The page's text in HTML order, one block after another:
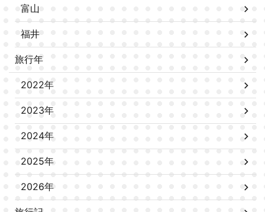
富山
福井
旅行年
2022年
2023年
2024年
2025年
2026年